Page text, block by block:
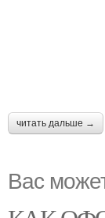
читать дальше →
Вас